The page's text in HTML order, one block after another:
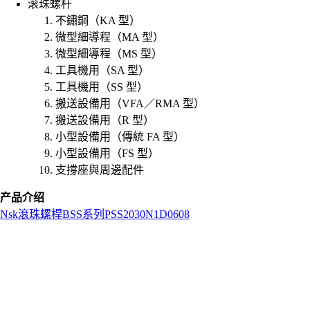
滚珠螺杆
不鏽鋼（KA 型）
微型細導程（MA 型）
微型細導程（MS 型）
工具機用（SA 型）
工具機用（SS 型）
搬送設備用（VFA／RMA 型）
搬送設備用（R 型）
小型設備用（傳統 FA 型）
小型設備用（FS 型）
支撐座與周邊配件
产品介绍
Nsk滾珠螺桿BSS系列 PSS2030N1D0608